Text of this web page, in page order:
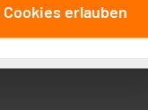
(Art. 6
ist durch Klick auf den
Einstellungen“
Cookies erlauben
bequem aufladbar